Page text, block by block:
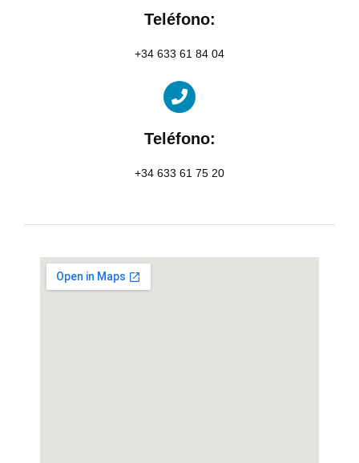
Teléfono:
+34 633 61 84 04
Teléfono:
+34 633 61 75 20